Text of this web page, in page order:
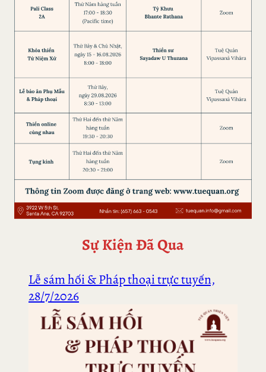
Sự Kiện Đã Qua
Lễ sám hối & Pháp thoại trực tuyến,
28/7/2026